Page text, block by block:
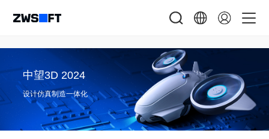
中望3D 2024
设计仿真制造一体化